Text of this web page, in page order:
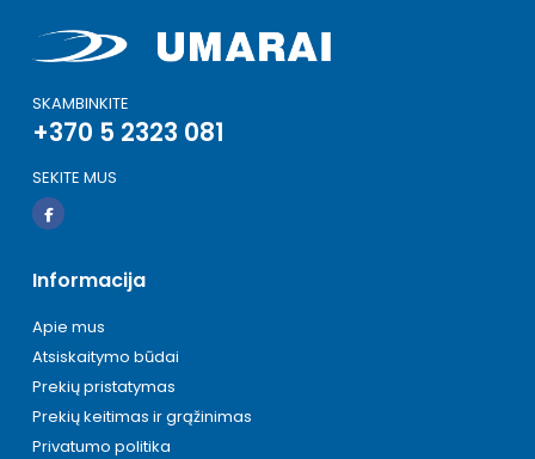
SKAMBINKITE
+370 5 2323 081
SEKITE MUS
Informacija
Apie mus
Atsiskaitymo būdai
Prekių pristatymas
Prekių keitimas ir grąžinimas
Privatumo politika